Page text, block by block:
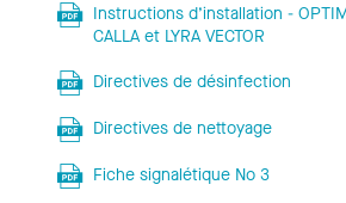
Instructions d’installation -
CALLA et LYRA VECTOR
Directives de désinfection
Directives de nettoyage
Fiche signalétique No 3